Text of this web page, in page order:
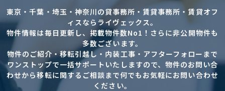
東京・千葉・埼玉・神奈川の貸事務所・賃貸事務所・賃貸オフ
ィスならライヴェックス。
物件情報は毎日更新し、掲載物件数No1！さらに非公開物件も
多数ございます。
物件のご紹介・移転引越し・内装工事・アフターフォローまで
ワンストップで一括サポートいたしますので、物件のお問い合
わせから移転に関するご相談まで何でもお気軽にお問い合わせ
ください。